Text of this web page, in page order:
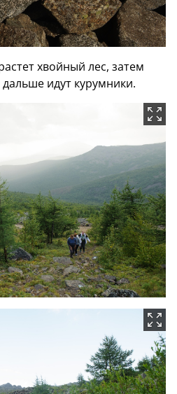
хвойный лес, затем
идут курумники.